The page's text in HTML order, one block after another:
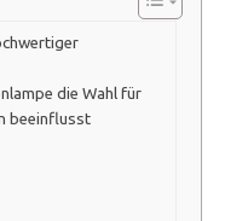
die Wahl für
beeinflusst